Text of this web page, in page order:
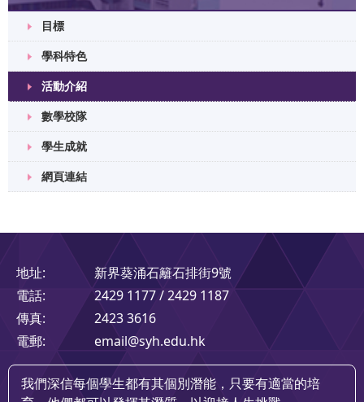
目標
學科特色
活動介紹
數學校隊
學生成就
網頁連結
地址:
新界葵涌石籬石排街9號
電話:
2429 1177 / 2429 1187
傳真:
2423 3616
電郵:
email@syh.edu.hk
我們深信每個學生都有其個別潛能，只要有適當的培